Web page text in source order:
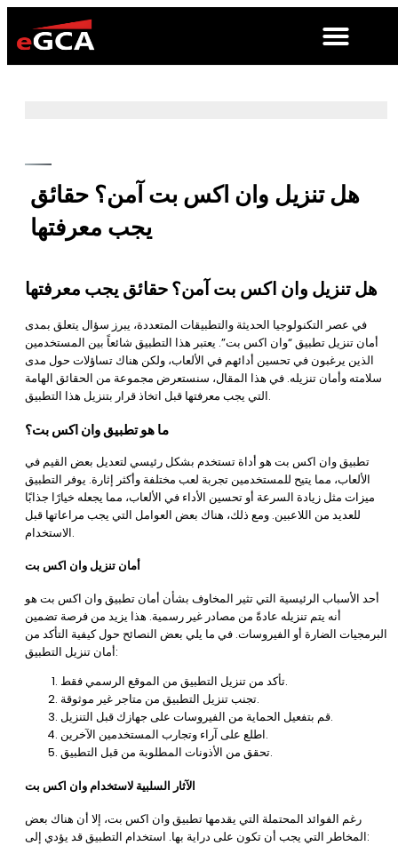
هل تنزيل وان اكس بت آمن؟ حقائق
يجب معرفتها
هل تنزيل وان اكس بت آمن؟ حقائق يجب معرفتها
في عصر التكنولوجيا الحديثة والتطبيقات المتعددة، يبرز سؤال يتعلق بمدى
أمان تنزيل تطبيق “وان اكس بت”. يعتبر هذا التطبيق شائعاً بين المستخدمين
الذين يرغبون في تحسين أدائهم في الألعاب، ولكن هناك تساؤلات حول مدى
سلامته وأمان تنزيله. في هذا المقال، سنستعرض مجموعة من الحقائق الهامة
التي يجب معرفتها قبل اتخاذ قرار بتنزيل هذا التطبيق.
ما هو تطبيق وان اكس بت؟
تطبيق وان اكس بت هو أداة تستخدم بشكل رئيسي لتعديل بعض القيم في
الألعاب، مما يتيح للمستخدمين تجربة لعب مختلفة وأكثر إثارة. يوفر التطبيق
ميزات مثل زيادة السرعة أو تحسين الأداء في الألعاب، مما يجعله خيارًا جذابًا
للعديد من اللاعبين. ومع ذلك، هناك بعض العوامل التي يجب مراعاتها قبل
الاستخدام.
أمان تنزيل وان اكس بت
أحد الأسباب الرئيسية التي تثير المخاوف بشأن أمان تطبيق وان اكس بت هو
أنه يتم تنزيله عادةً من مصادر غير رسمية. هذا يزيد من فرصة تضمين
البرمجيات الضارة أو الفيروسات. في ما يلي بعض النصائح حول كيفية التأكد من
أمان تنزيل التطبيق:
تأكد من تنزيل التطبيق من الموقع الرسمي فقط.
تجنب تنزيل التطبيق من متاجر غير موثوقة.
قم بتفعيل الحماية من الفيروسات على جهازك قبل التنزيل.
اطلع على آراء وتجارب المستخدمين الآخرين.
تحقق من الأذونات المطلوبة من قبل التطبيق.
الآثار السلبية لاستخدام وان اكس بت
رغم الفوائد المحتملة التي يقدمها تطبيق وان اكس بت، إلا أن هناك بعض
المخاطر التي يجب أن تكون على دراية بها. استخدام التطبيق قد يؤدي إلى: